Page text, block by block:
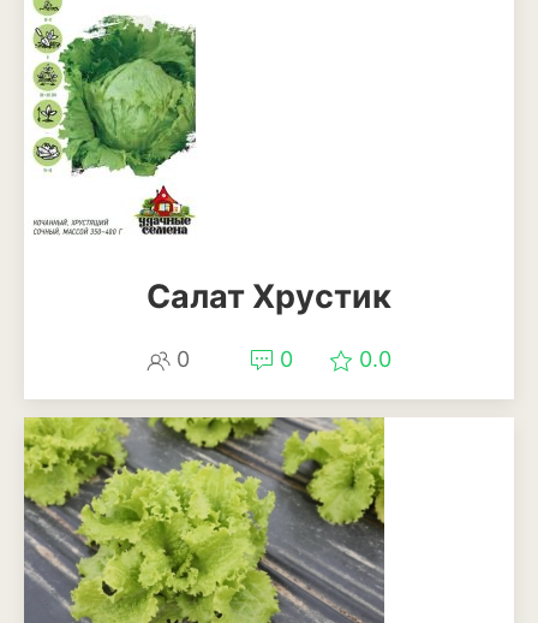
Салат Хрустик
0 0 0.0